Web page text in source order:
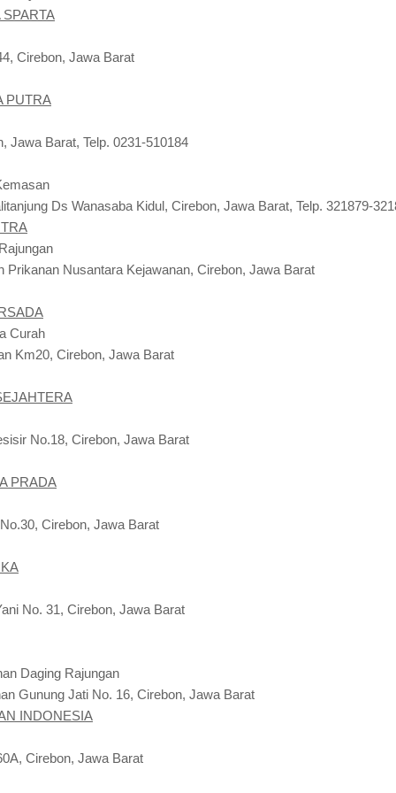
Cirebon, Jawa Barat
PUTRA
Jawa Barat, Telp. 0231-510184
Ds Wanasaba Kidul, Cirebon, Jawa Barat, Telp. 321879-
Prikanan Nusantara Kejawanan, Cirebon, Jawa Barat
Curah
Km20, Cirebon, Jawa Barat
No.18, Cirebon, Jawa Barat
PRADA
Cirebon, Jawa Barat
No. 31, Cirebon, Jawa Barat
Daging Rajungan
Gunung Jati No. 16, Cirebon, Jawa Barat
INDONESIA
Cirebon, Jawa Barat